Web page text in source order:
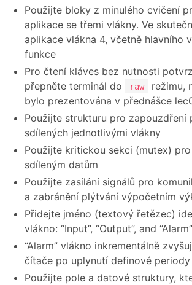
Použijte bloky z minulého cvičení
aplikace se třemi vlákny. Ve
aplikace vlákna 4, včetně hlavního
funkce
Pro čtení kláves bez nutnosti
přepněte terminál do raw
režimu,
bylo prezentována v přednášce
Použijte strukturu pro zapouzdření
sdílených jednotlivými vlákny
Použijte kritickou sekci (mutex)
sdíleným datům
Použijte zasílání signálů pro
a zabránění plýtvání výpočetním
Přidejte jméno (textový řetězec)
vlákno: “Input”, “Output”, and “Alarm”
“Alarm” vlákno inkrementálně
čítače po uplynutí definové periody
Použijte pole a datové struktury,